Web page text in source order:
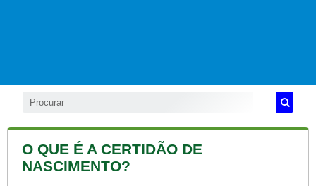
O QUE É A CERTIDÃO DE
NASCIMENTO?